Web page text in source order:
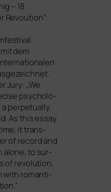
– 18
Revoution”
dem
Jury: „We
psy­cho­lo­
per­pe­tual­ly
As this essay
it tran­s­
of record and
alo­ne, to sur­
of revo­lu­ti­on,
with roman­ti­